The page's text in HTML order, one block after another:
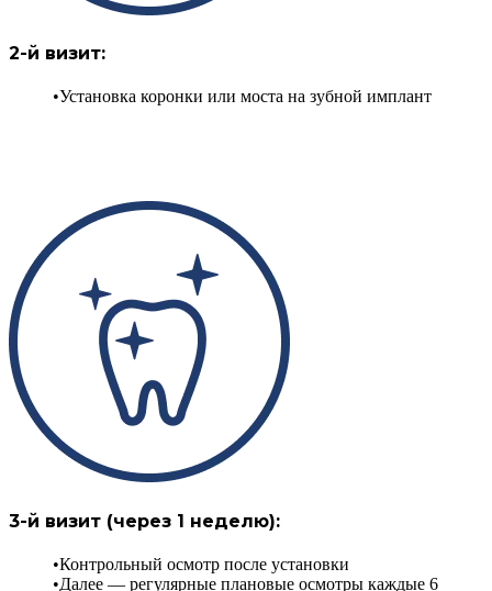
2-й визит:
Установка коронки или моста на зубной имплант
3-й визит (через 1 неделю):
Контрольный осмотр после установки
Далее — регулярные плановые осмотры каждые 6